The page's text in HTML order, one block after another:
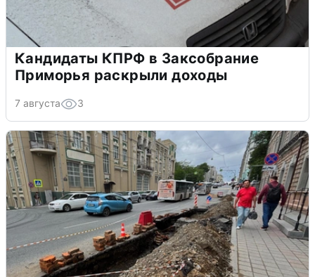
Кандидаты КПРФ в Заксобрание
Приморья раскрыли доходы
7 августа 3